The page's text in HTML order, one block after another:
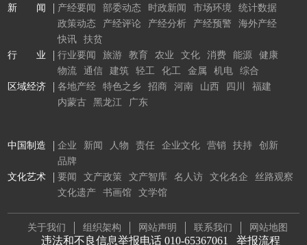
新 闻
产经要闻 部委动态 时政新闻 市场环境
统计数据
政策动态
产经评论 产经分析 产经预警
海外产经
快讯
扶贫
行 业
行业要闻 旅游 教育 农业 文化 消费 能源
健康
物流
通信 建筑 轻工 化工 金属 机电
综合
区域经济
各地产经 特色之乡 招商 河南 山西 四川
福建
内蒙古
黑龙江 广东
中国制造 企业 新闻 人物 责任 企业文化 营销 扶持
创新
品牌
文化艺术
要闻 文产政策 文产智库 名人访 文化名企
丝路观察
文化遗产
书画馆 文学馆
关于我们 组织架构 网站声明 联系我们 网站地图
违法和不良信息举报电话 010-65367061 举报流程